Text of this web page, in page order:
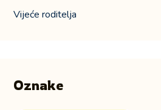
Vijeće roditelja
Oznake